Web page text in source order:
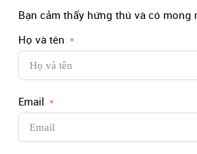
Bạn cảm thấy hứng thú và có
Họ và tên
Email